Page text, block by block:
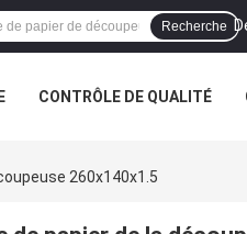
Recherche
CONTRÔLE DE QUALITÉ
260x140x1.5